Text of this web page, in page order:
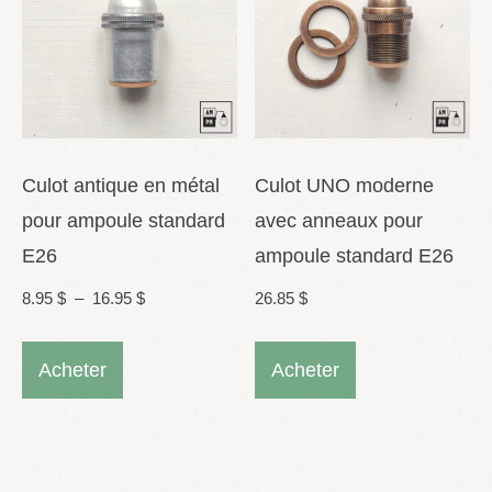
peuvent
être
choisies
sur
être
choisies
la
Culot antique en métal
pour ampoule standard
E26
8.95 $ – 16.95 $Plage
Acheter
Ce
Culot UNO moderne
avec anneaux pour
ampoule standard E26
26.85$
Acheter
Ce